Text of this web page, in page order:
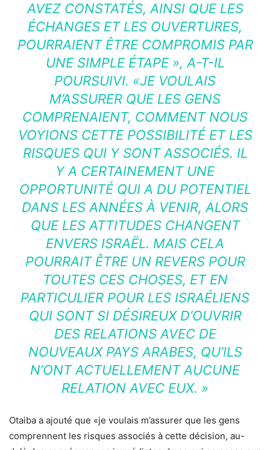
AVEZ CONSTATÉS, AINSI QUE LES
ÉCHANGES ET LES OUVERTURES,
POURRAIENT ÊTRE COMPROMIS PAR
UNE SIMPLE ÉTAPE », A-T-IL
POURSUIVI. «JE VOULAIS
M’ASSURER QUE LES GENS
COMPRENAIENT, COMMENT NOUS
VOYIONS CETTE POSSIBILITÉ ET LES
RISQUES QUI Y SONT ASSOCIÉS. IL
Y A CERTAINEMENT UNE
OPPORTUNITÉ QUI A DU POTENTIEL
DANS LES ANNÉES À VENIR, ALORS
QUE LES ATTITUDES CHANGENT
ENVERS ISRAËL. MAIS CELA
POURRAIT ÊTRE UN REVERS POUR
TOUTES CES CHOSES, ET EN
PARTICULIER POUR LES ISRAÉLIENS
QUI SONT SI DÉSIREUX D’OUVRIR
DES RELATIONS AVEC DE
NOUVEAUX PAYS ARABES, QU’ILS
N’ONT ACTUELLEMENT AUCUNE
RELATION AVEC EUX. »
Otaiba a ajouté que «je voulais m’assurer que les gens
comprennent les risques associés à cette décision, au-